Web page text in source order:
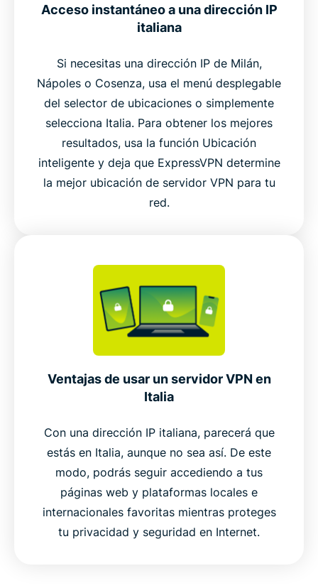
Acceso instantáneo a una dirección IP
italiana
Si necesitas una dirección IP de Milán,
Nápoles o Cosenza, usa el menú desplegable
del selector de ubicaciones o simplemente
selecciona Italia. Para obtener los mejores
resultados, usa la función Ubicación
inteligente y deja que ExpressVPN determine
la mejor ubicación de servidor VPN para tu
red.
Ventajas de usar un servidor VPN en
Italia
Con una dirección IP italiana, parecerá que
estás en Italia, aunque no sea así. De este
modo, podrás seguir accediendo a tus
páginas web y plataformas locales e
internacionales favoritas mientras proteges
tu privacidad y seguridad en Internet.